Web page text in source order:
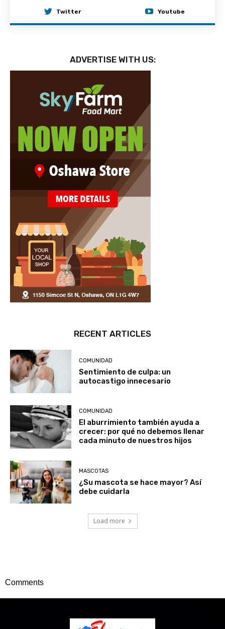
Twitter Youtube
ADVERTISE WITH US:
RECENT ARTICLES
COMUNIDAD
Sentimiento de culpa: un
autocastigo innecesario
COMUNIDAD
El aburrimiento también ayuda a
crecer: por qué no debemos llenar
cada minuto de nuestros hijos
MASCOTAS
¿Su mascota se hace mayor? Así
debe cuidarla
Load more
Comments